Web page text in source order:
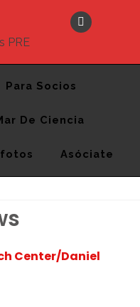
y la Ciencia
Para Socios
De Ciencia
Asóciate
Center/Daniel